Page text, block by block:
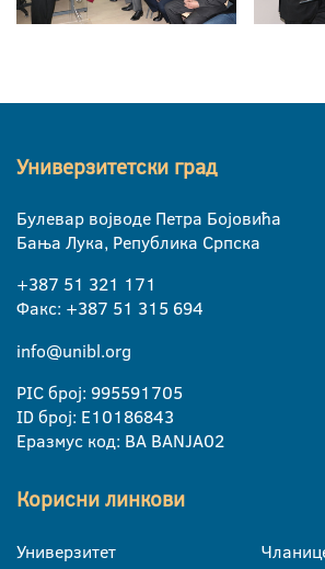
Универзитетски град
Булевар војводе Петра Бојовића
Бања Лука, Република Српска
+387 51 321 171
Факс: +387 51 315 694
info@unibl.org
PIC број: 995591705
ID број: E10186843
Еразмус код: BA BANJA02
Корисни линкови
Универзитет